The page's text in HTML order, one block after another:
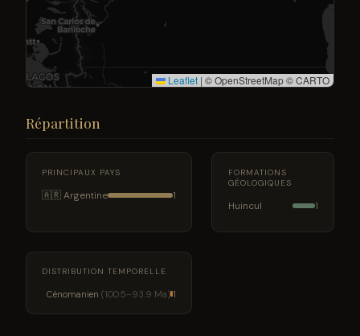
Leaflet | © OpenStreetMap © CARTO
Répartition
PRINCIPAUX PAYS
🇦🇷 Argentine 1
FORMATIONS
GÉOLOGIQUES
Huincul 1
DISTRIBUTION TEMPORELLE
Cénomanien (100.5–93.9 Ma) 1